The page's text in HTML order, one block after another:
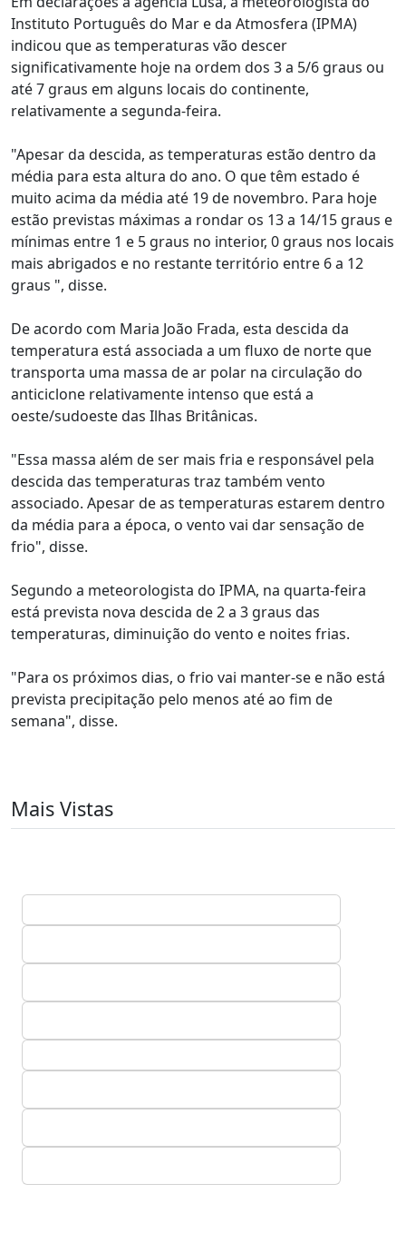
Instituto Português do Mar e da Atmosfera (IPMA)
indicou que as temperaturas vão descer
significativamente hoje na ordem dos 3 a 5/6 graus ou
até 7 graus em alguns locais do continente,
relativamente a segunda-feira.
"Apesar da descida, as temperaturas estão dentro da
média para esta altura do ano. O que têm estado é
muito acima da média até 19 de novembro. Para hoje
estão previstas máximas a rondar os 13 a 14/15 graus e
mínimas entre 1 e 5 graus no interior, 0 graus nos locais
mais abrigados e no restante território entre 6 a 12
graus ", disse.
De acordo com Maria João Frada, esta descida da
temperatura está associada a um fluxo de norte que
transporta uma massa de ar polar na circulação do
anticiclone relativamente intenso que está a
oeste/sudoeste das Ilhas Britânicas.
"Essa massa além de ser mais fria e responsável pela
descida das temperaturas traz também vento
associado. Apesar de as temperaturas estarem dentro
da média para a época, o vento vai dar sensação de
frio", disse.
Segundo a meteorologista do IPMA, na quarta-feira
está prevista nova descida de 2 a 3 graus das
temperaturas, diminuição do vento e noites frias.
"Para os próximos dias, o frio vai manter-se e não está
prevista precipitação pelo menos até ao fim de
semana", disse.
Mais Vistas